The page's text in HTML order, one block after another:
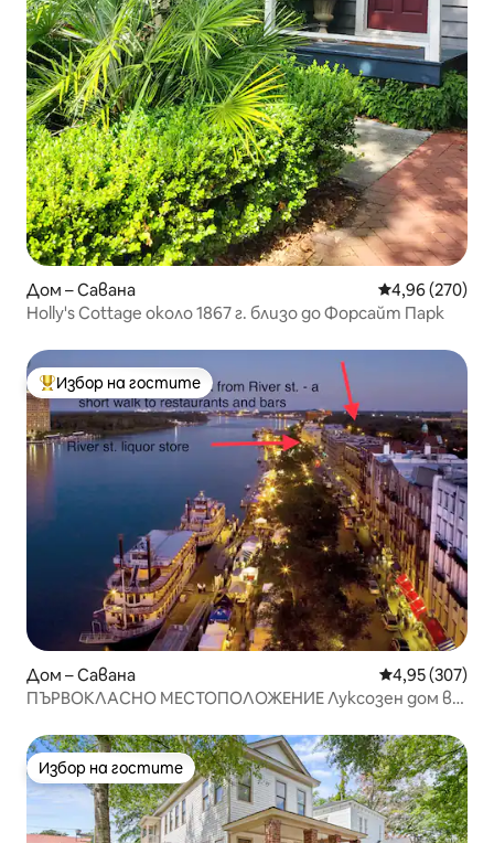
Дом – Савана Средна
4,96 (270)
Holly's Cottage около 1867 г. близо до Форсайт Парк
Най-популярен избор на гостите
Избор на гостите
Дом – Савана Средна
4,95 (307)
ПЪРВОКЛАСНО МЕСТОПОЛОЖЕНИЕ Луксозен дом в
Избор на гостите
Избор на гостите